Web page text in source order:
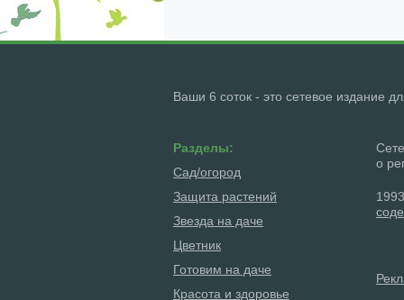
Ваши 6 соток - это сетевое издание
Разделы:
Сад/огород
Защита растений
Звезда на даче
Цветник
Готовим на даче
Красота и здоровье
о